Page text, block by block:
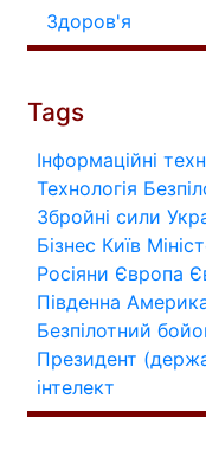
Здоров'я
Tags
Інформаційні
Технологія
Збройні сили
Бізнес Київ
Росіяни Європа
Південна
Безпілотний
Президент
інтелект